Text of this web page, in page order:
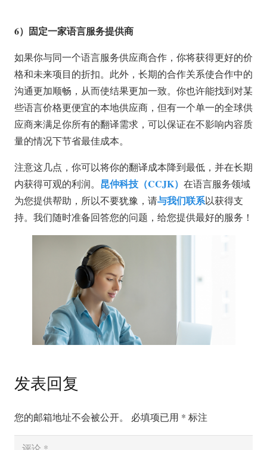
6）固定一家语言服务提供商
如果你与同一个语言服务供应商合作，你将获得更好的价
格和未来项目的折扣。此外，长期的合作关系使合作中的
沟通更加顺畅，从而使结果更加一致。你也许能找到对某
些语言价格更便宜的本地供应商，但有一个单一的全球供
应商来满足你所有的翻译需求，可以保证在不影响内容质
量的情况下节省最佳成本。
注意这几点，你可以将你的翻译成本降到最低，并在长期
内获得可观的利润。 昆仲科技（CCJK） 在语言服务领域
为您提供帮助，所以不要犹豫，请与我们联系以获得支
持。我们随时准备回答您的问题，给您提供最好的服务！
发表回复
您的邮箱地址不会被公开。 必填项已用 * 标注